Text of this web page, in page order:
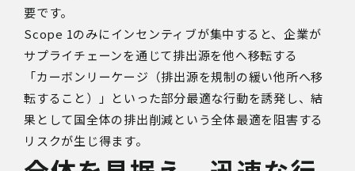
要です。
Scope 1のみにインセンティブが集中すると、企業が
サプライチェーンを通じて排出源を他へ移転する
「カーボンリーケージ（排出源を規制の緩い他所へ移
転すること）」といった部分最適な行動を誘発し、結
果として国全体の排出削減という全体最適を阻害する
リスクが生じ得ます。